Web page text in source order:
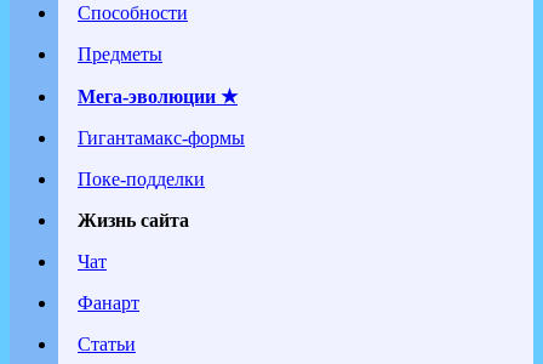
Способности
Предметы
Мега-эволюции ★
Гигантамакс-формы
Поке-подделки
Жизнь сайта
Чат
Фанарт
Статьи